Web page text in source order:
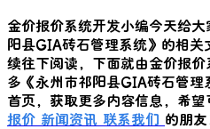
金价报价系统开发小编今天给
阳县GIA砖石管理系统》的相关
续往下阅读，下面就由金价报
多《永州市祁阳县GIA砖石管理
首页，获取更多内容信息，希
报价 新闻资讯 联系我们 的朋友